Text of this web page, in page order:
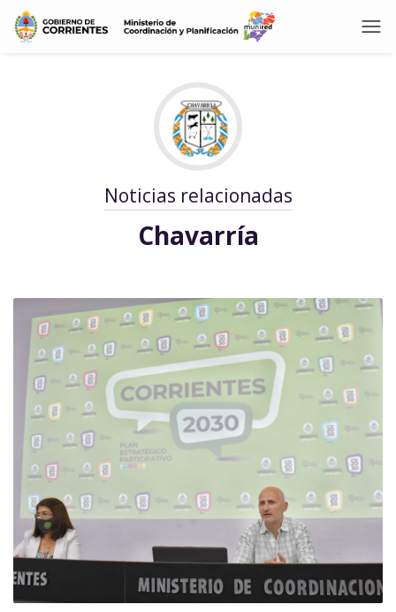
Noticias relacionadas
Chavarría